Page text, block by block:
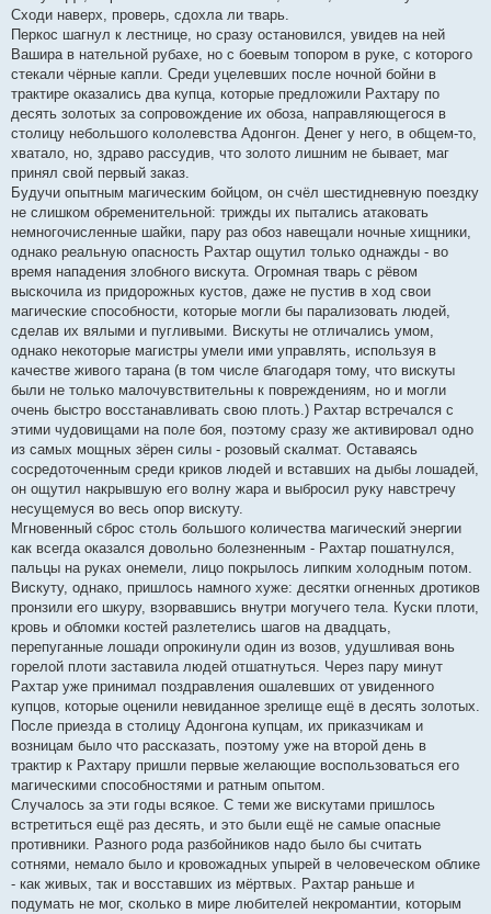
Сходи наверх, проверь, сдохла ли тварь.
Перкос шагнул к лестнице, но сразу остановился, увидев на ней
Вашира в нательной рубахе, но с боевым топором в руке, с которого
стекали чёрные капли. Среди уцелевших после ночной бойни в
трактире оказались два купца, которые предложили Рахтару по
десять золотых за сопровождение их обоза, направляющегося в
столицу небольшого кололевства Адонгон. Денег у него, в общем-то,
хватало, но, здраво рассудив, что золото лишним не бывает, маг
принял свой первый заказ.
Будучи опытным магическим бойцом, он счёл шестидневную поездку
не слишком обременительной: трижды их пытались атаковать
немногочисленные шайки, пару раз обоз навещали ночные хищники,
однако реальную опасность Рахтар ощутил только однажды - во
время нападения злобного вискута. Огромная тварь с рёвом
выскочила из придорожных кустов, даже не пустив в ход свои
магические способности, которые могли бы парализовать людей,
сделав их вялыми и пугливыми. Вискуты не отличались умом,
однако некоторые магистры умели ими управлять, используя в
качестве живого тарана (в том числе благодаря тому, что вискуты
были не только малочувствительны к повреждениям, но и могли
очень быстро восстанавливать свою плоть.) Рахтар встречался с
этими чудовищами на поле боя, поэтому сразу же активировал одно
из самых мощных зёрен силы - розовый скалмат. Оставаясь
сосредоточенным среди криков людей и вставших на дыбы лошадей,
он ощутил накрывшую его волну жара и выбросил руку навстречу
несущемуся во весь опор вискуту.
Мгновенный сброс столь большого количества магический энергии
как всегда оказался довольно болезненным - Рахтар пошатнулся,
пальцы на руках онемели, лицо покрылось липким холодным потом.
Вискуту, однако, пришлось намного хуже: десятки огненных дротиков
пронзили его шкуру, взорвавшись внутри могучего тела. Куски плоти,
кровь и обломки костей разлетелись шагов на двадцать,
перепуганные лошади опрокинули один из возов, удушливая вонь
горелой плоти заставила людей отшатнуться. Через пару минут
Рахтар уже принимал поздравления ошалевших от увиденного
купцов, которые оценили невиданное зрелище ещё в десять золотых.
После приезда в столицу Адонгона купцам, их приказчикам и
возницам было что рассказать, поэтому уже на второй день в
трактир к Рахтару пришли первые желающие воспользоваться его
магическими способностями и ратным опытом.
Случалось за эти годы всякое. С теми же вискутами пришлось
встретиться ещё раз десять, и это были ещё не самые опасные
противники. Разного рода разбойников надо было бы считать
сотнями, немало было и кровожадных упырей в человеческом облике
- как живых, так и восставших из мёртвых. Рахтар раньше и
подумать не мог, сколько в мире любителей некромантии, которым